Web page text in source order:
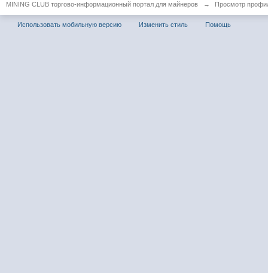
MINING CLUB торгово-информационный портал для майнеров → Просмотр
Использовать мобильную версию Изменить стиль Помощь